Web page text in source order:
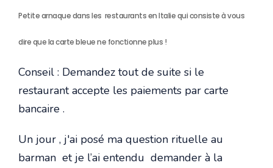
Petite arnaque dans les restaurants en Italie qui consiste à vous
dire que la carte bleue ne fonctionne plus !
Conseil : Demandez tout de suite si le
restaurant accepte les paiements par carte
bancaire .
Un jour , j'ai posé ma question rituelle au
barman et je l’ai entendu demander à la